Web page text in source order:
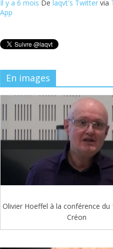
App
En images
Olivier Hoeffel à la conférence du
Créon